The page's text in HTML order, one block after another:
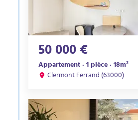
50 000 €
Appartement · 1 pièce · 18m²
Clermont Ferrand (63000)